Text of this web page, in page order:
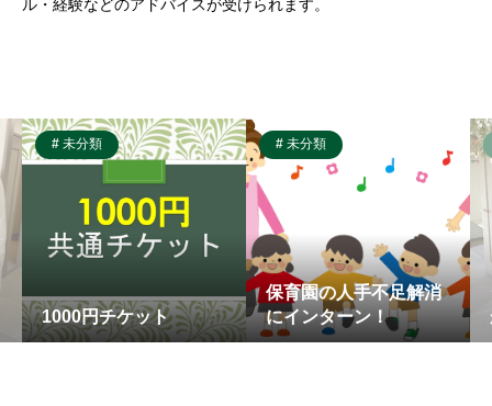
ル・経験などのアドバイスが受けられます。
未分類
1000円チケット
未分類
保育園の人手不足解消
にインターン！